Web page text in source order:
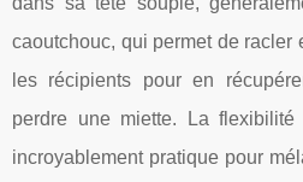
caoutchouc, qui permet de racler
les récipients pour en
perdre une miette. La
incroyablement pratique pour